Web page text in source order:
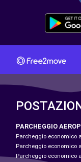
PARCHEGGIO
Parcheggio economico
Parcheggio economico
Parcheggio economico